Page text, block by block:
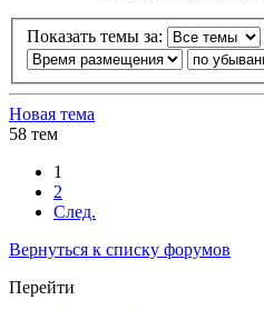
Показать темы за:
Новая тема
58 тем
1
2
След.
Вернуться к списку форумов
Перейти